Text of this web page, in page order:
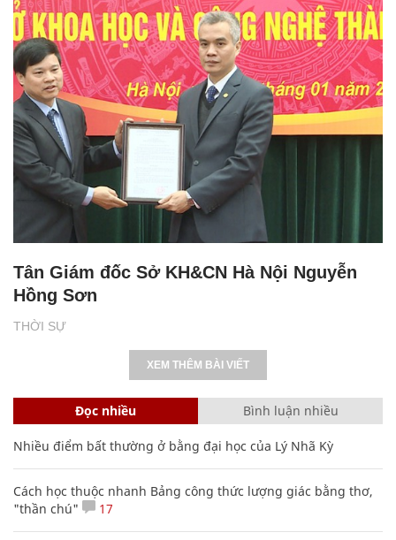
THỜI SỰ
Tân Giám đốc Sở KH&CN Hà Nội Nguyễn
Hồng Sơn
XEM THÊM BÀI VIẾT
Đọc nhiều Bình luận nhiều
Nhiều điểm bất thường ở bằng đại học của Lý Nhã Kỳ
Cách học thuộc nhanh Bảng công thức lượng giác bằng thơ,
"thần chú"
17